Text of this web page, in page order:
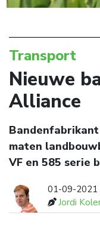
Transport
Nieuwe
Alliance
maten
VF en 585 serie
01-09-2021
Jordi